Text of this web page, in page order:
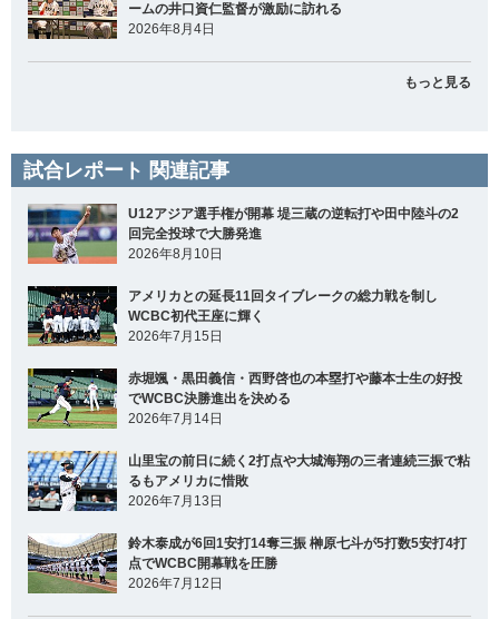
ームの井口資仁監督が激励に訪れる
2026年8月4日
もっと見る
試合レポート 関連記事
U12アジア選手権が開幕 堤三蔵の逆転打や田中陸斗の2
回完全投球で大勝発進
2026年8月10日
アメリカとの延長11回タイブレークの総力戦を制し
WCBC初代王座に輝く
2026年7月15日
赤堀颯・黒田義信・西野啓也の本塁打や藤本士生の好投
でWCBC決勝進出を決める
2026年7月14日
山里宝の前日に続く2打点や大城海翔の三者連続三振で粘
るもアメリカに惜敗
2026年7月13日
鈴木泰成が6回1安打14奪三振 榊原七斗が5打数5安打4打
点でWCBC開幕戦を圧勝
2026年7月12日